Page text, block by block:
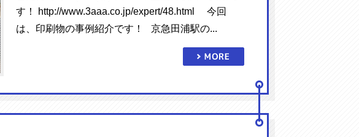
す！ http://www.3aaa.co.jp/expert/48.html 今回
は、印刷物の事例紹介です！ 京急田浦駅の...